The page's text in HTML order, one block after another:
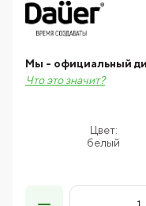
Цвет:
белый
Мы - официальный
Что это значит?